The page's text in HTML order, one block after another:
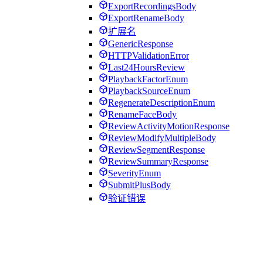
ExportRecordingsBody
ExportRenameBody
扩展名
GenericResponse
HTTPValidationError
Last24HoursReview
PlaybackFactorEnum
PlaybackSourceEnum
RegenerateDescriptionEnum
RenameFaceBody
ReviewActivityMotionResponse
ReviewModifyMultipleBody
ReviewSegmentResponse
ReviewSummaryResponse
SeverityEnum
SubmitPlusBody
验证错误